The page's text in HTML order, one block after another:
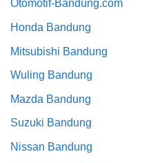
Otomotif-Bandung.com
Honda Bandung
Mitsubishi Bandung
Wuling Bandung
Mazda Bandung
Suzuki Bandung
Nissan Bandung